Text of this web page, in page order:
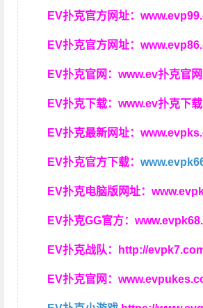
EV扑克官方网址：
EV扑克官方网址：
EV扑克官网：www.ev扑克官
EV扑克下载：www.ev扑克下
EV扑克最新网址：
EV扑克官方下载：
EV扑克电脑版网址：
EV扑克GG官方：
EV扑克战队： http://
EV扑克官网：